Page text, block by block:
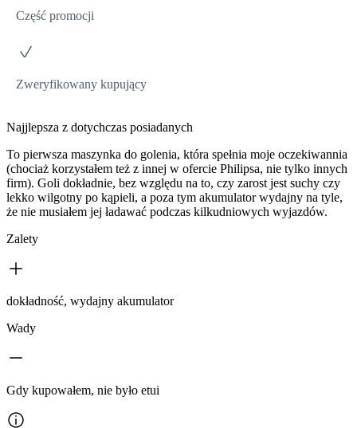
Część promocji
Zweryfikowany kupujący
Najjlepsza z dotychczas posiadanych
To pierwsza maszynka do golenia, która spełnia moje oczekiwannia
(chociaż korzystałem też z innej w ofercie Philipsa, nie tylko innych
firm). Goli dokładnie, bez względu na to, czy zarost jest suchy czy
lekko wilgotny po kąpieli, a poza tym akumulator wydajny na tyle,
że nie musiałem jej ładawać podczas kilkudniowych wyjazdów.
Zalety
dokładność, wydajny akumulator
Wady
Gdy kupowałem, nie było etui